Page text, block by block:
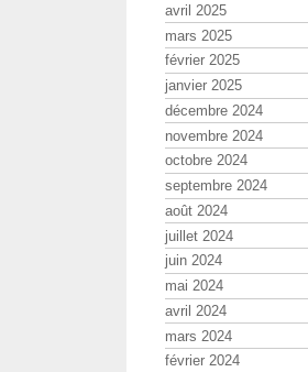
avril 2025
mars 2025
février 2025
janvier 2025
décembre 2024
novembre 2024
octobre 2024
septembre 2024
août 2024
juillet 2024
juin 2024
mai 2024
avril 2024
mars 2024
février 2024